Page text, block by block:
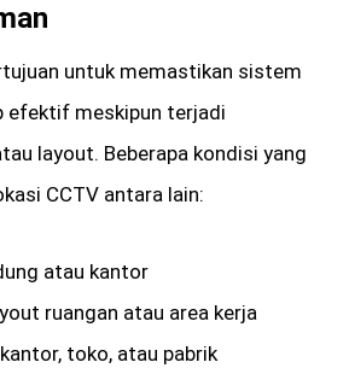
untuk memastikan sistem
efektif meskipun terjadi
layout. Beberapa kondisi yang
CCTV antara lain:
atau kantor
ruangan atau area kerja
toko, atau pabrik